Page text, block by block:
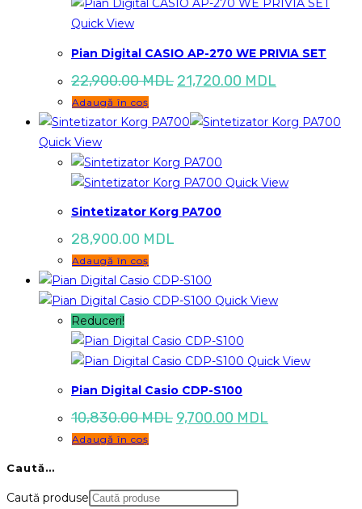
Quick View
Pian Digital CASIO AP-270 WE PRIVIA SET
22,900.00MDL Prețul
inițial
fost:
21,720.00 MDL
curent
21,720.00
Adaugă în coș
Quick View
Quick View
Sintetizator Korg PA700
28,900.00 MDL
Adaugă în coș
Quick View
Reduceri!
Quick View
Pian Digital Casio CDP-S100
10,830.00MDL Prețul
inițial
9,700.00 MDL
curent
Adaugă în coș
Caută…
Caută produse